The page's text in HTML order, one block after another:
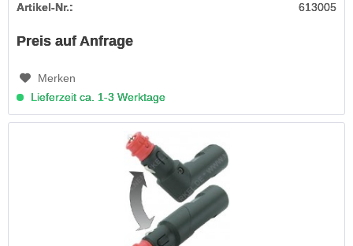
Artikel-Nr.: 613005
Preis auf Anfrage
Merken
Lieferzeit ca. 1-3 Werktage